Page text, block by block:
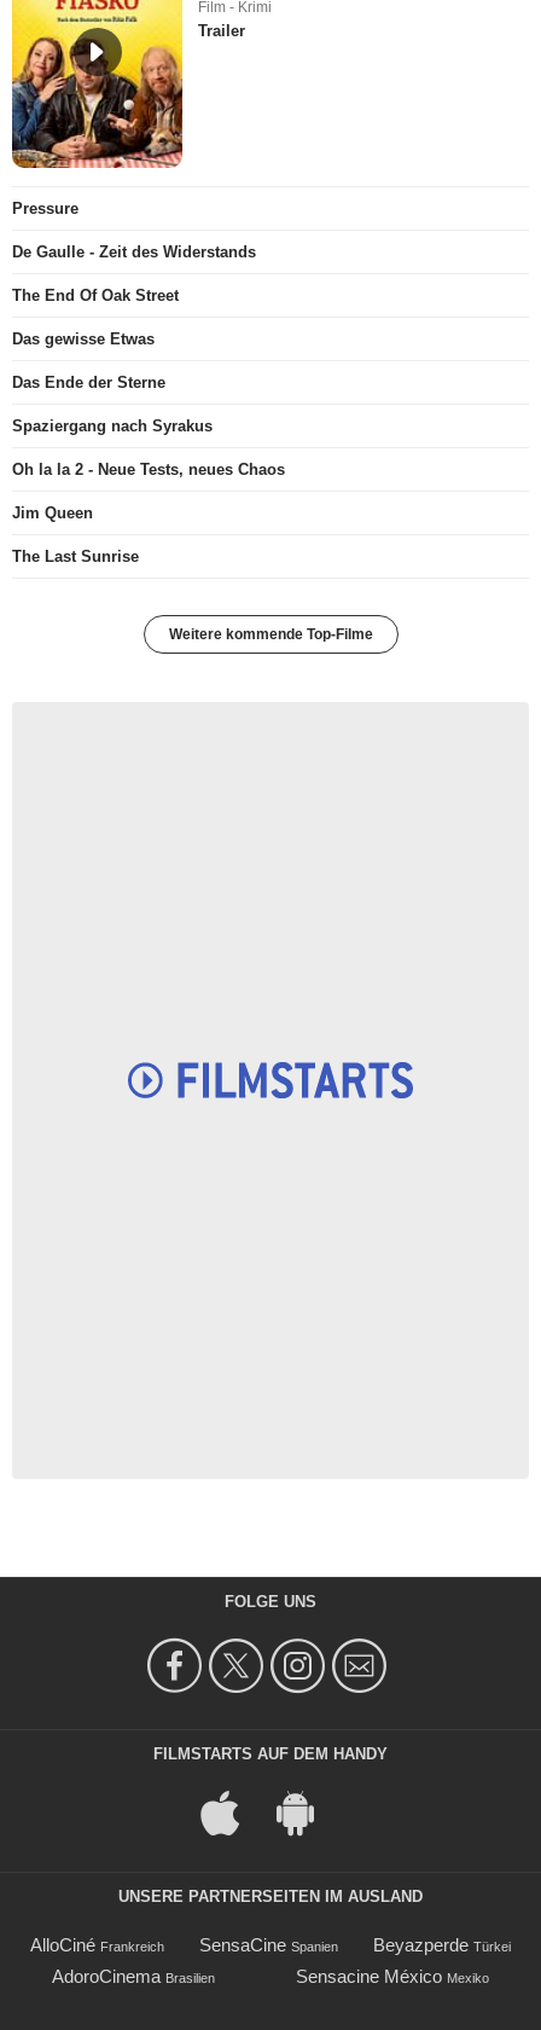
Film - Krimi
Trailer
Pressure
De Gaulle - Zeit des Widerstands
The End Of Oak Street
Das gewisse Etwas
Das Ende der Sterne
Spaziergang nach Syrakus
Oh la la 2 - Neue Tests, neues Chaos
Jim Queen
The Last Sunrise
Weitere kommende Top-Filme
FOLGE UNS
FILMSTARTS AUF DEM HANDY
UNSERE PARTNERSEITEN IM AUSLAND
AlloCiné Frankreich SensaCine Spanien Beyazperde Türkei
AdoroCinema Brasilien Sensacine México Mexiko